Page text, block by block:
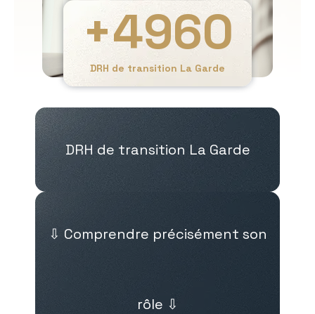
DRH de transition La Garde
+4960
DRH de transition La Garde
⇩ Comprendre précisément son
rôle ⇩